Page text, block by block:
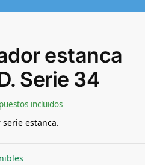
estanca
Serie 34
incluidos
estanca.